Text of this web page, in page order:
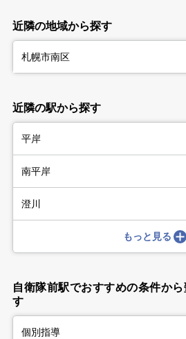
近隣の地域から探す
札幌市南区
近隣の駅から探す
平岸
南平岸
澄川
もっと見る
自衛隊前駅でおすすめの条件か
す
個別指導